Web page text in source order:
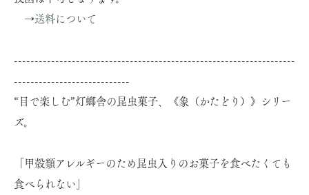
→送料について
--------------------------------------------------------------------
----------------------------
“目で楽しむ”灯螂舎の昆虫菓子、《象（かたどり）》シリー
ズ。
「甲殻類アレルギーのため昆虫入りのお菓子を食べたくても
食べられない」